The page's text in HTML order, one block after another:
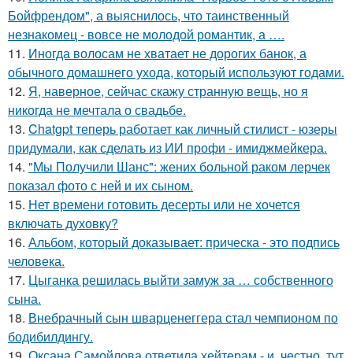
Бойфрендом", а выяснилось, что таинственный
незнакомец - вовсе не молодой романтик, а ….
11. Иногда волосам не хватает не дорогих банок, а
обычного домашнего ухода, который используют годами.
12. Я, наверное, сейчас скажу странную вещь, но я
никогда не мечтала о свадьбе.
13. Chatgpt теперь работает как личный стилист - юзеры
придумали, как сделать из ИИ профи - имиджмейкера.
14. "Мы Получили Шанс": жених больной раком лерчек
показал фото с ней и их сыном.
15. Нет времени готовить десерты или не хочется
включать духовку?
16. Альбом, который доказывает: прическа - это подпись
человека.
17. Цыганка решилась выйти замуж за … собственного
сына.
18. Внебрачный сын шварценеггера стал чемпионом по
бодибилдингу.